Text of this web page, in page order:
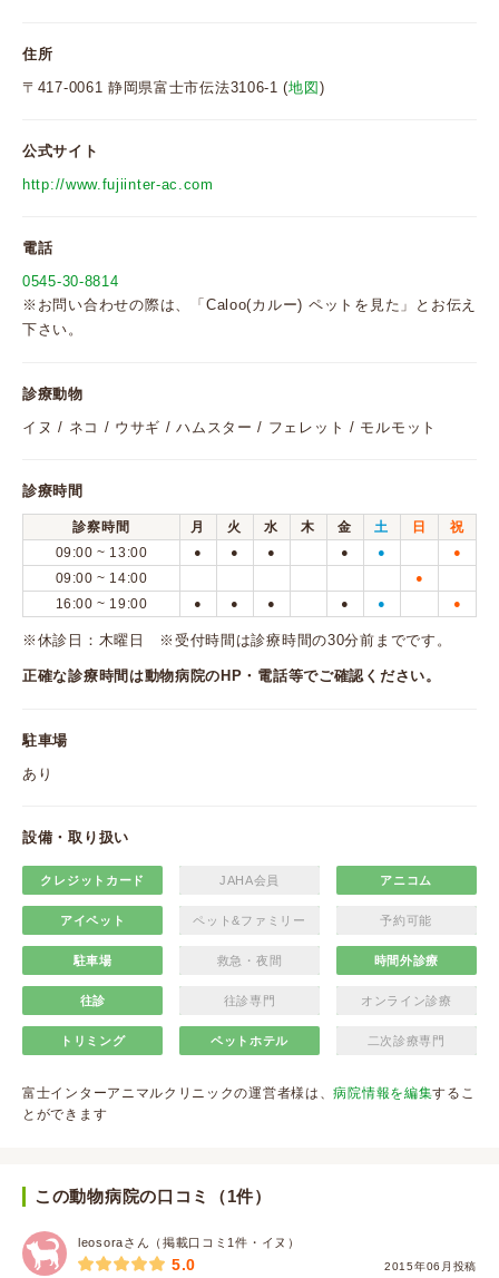
住所
〒417-0061 静岡県富士市伝法3106-1 (地図 )
公式サイト
http://www.fujiinter-ac.com
電話
0545-30-8814
※お問い合わせの際は、「Caloo(カルー) ペットを見た」とお伝え
下さい。
診療動物
イヌ / ネコ / ウサギ / ハムスター / フェレット / モルモット
診療時間
診察時間 月 火 水 木 金 土 日
祝
09:00 ~ 13:00
● ● ● ● ● ●
09:00 ~ 14:00 ●
16:00 ~ 19:00 ● ● ● ● ● ●
※休診日：木曜日 ※受付時間は診療時間の30分前までです。
正確な診療時間は動物病院のHP・電話等でご確認ください。
駐車場
あり
設備・取り扱い
クレジットカード JAHA会員 アニコム
アイペット ペット&ファミリー 予約可能
駐車場 救急・夜間 時間外診療
往診 往診専門 オンライン診療
トリミング ペットホテル 二次診療専門
富士インターアニマルクリニックの運営者様は、病院情報を編集するこ
とができます
この動物病院の口コミ（1件）
leosoraさん（掲載口コミ1件・イヌ）
2015年06月投稿
5.0